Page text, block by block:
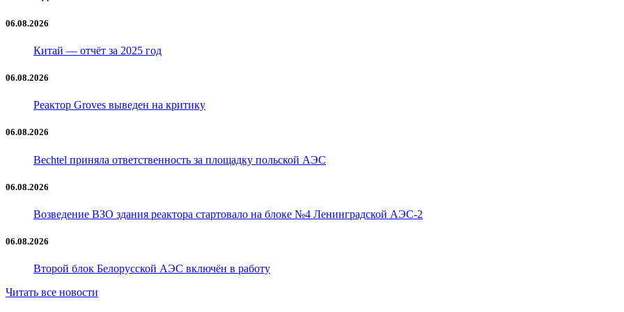
06.08.2026
Китай — отчёт за 2025 год
06.08.2026
Реактор Groves выведен на критику
06.08.2026
Bechtel приняла ответственность за площадку польской АЭС
06.08.2026
Возведение ВЗО здания реактора стартовало на блоке №4 Ленинградской АЭС-2
06.08.2026
Второй блок Белорусской АЭС включён в работу
Читать все новости